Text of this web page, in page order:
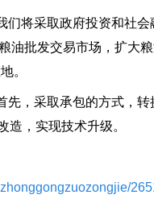
将采取政府投资和社会
油批发交易市场，扩大
。
采取承包的方式，转
造，实现技术升级。